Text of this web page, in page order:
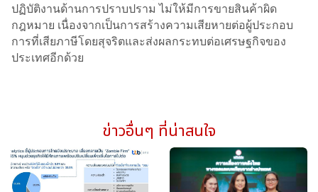
ปฏิบัติงานด้านการปราบปราม ไม่ให้มีการขายสินค้าผิด
กฎหมาย เนื่องจากเป็นการสร้างความเสียหายต่อผู้ประกอบ
การที่เสียภาษีโดยสุจริตและส่งผลกระทบต่อเศรษฐกิจของ
ประเทศอีกด้วย
ข่าวอื่นๆ ที่น่าสนใจ